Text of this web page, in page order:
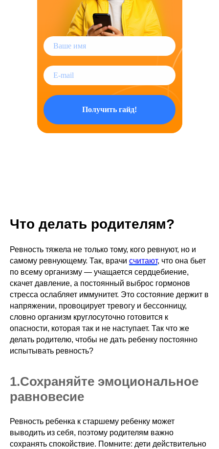
Получить гайд!
Что делать родителям?
Ревность тяжела не только тому, кого ревнуют, но и
самому ревнующему. Так, врачи считают, что она бьет
по всему организму — учащается сердцебиение,
скачет давление, а постоянный выброс гормонов
стресса ослабляет иммунитет. Это состояние держит в
напряжении, провоцирует тревогу и бессонницу,
словно организм круглосуточно готовится к
опасности, которая так и не наступает. Так что же
делать родителю, чтобы не дать ребенку постоянно
испытывать ревность?
1.ㅤСохраняйте эмоциональное
равновесие
Ревность ребенка к старшему ребенку может
выводить из себя, поэтому родителям важно
сохранять спокойствие. Помните: дети действительно